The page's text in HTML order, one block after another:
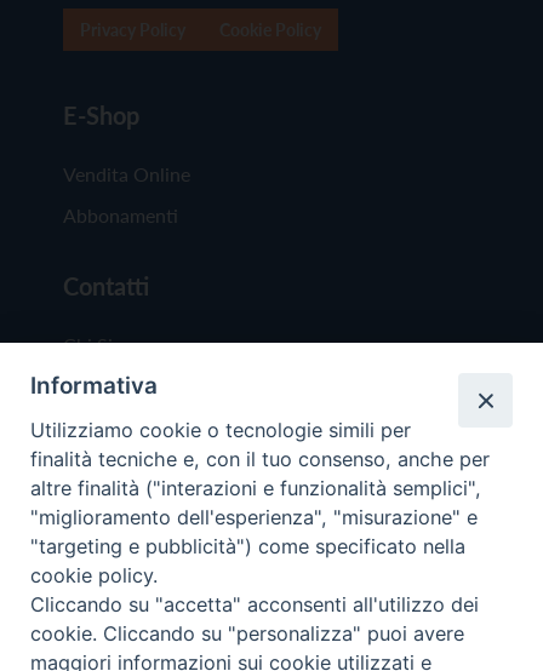
E-Shop
Vendita Online
Abbonamenti
Contatti
Chi Siamo
Redazione
Scrivici
Copyright © 2019 - Tutti i diritti riservati - Vita
Trentina Editrice
Informativa
Utilizziamo cookie o tecnologie simili per
finalità tecniche e, con il tuo consenso, anche per
altre finalità ("interazioni e funzionalità semplici",
"miglioramento dell'esperienza", "misurazione" e
"targeting e pubblicità") come specificato nella
cookie policy.
Cliccando su "accetta" acconsenti all'utilizzo dei
cookie. Cliccando su "personalizza" puoi avere
maggiori informazioni sui cookie utilizzati e